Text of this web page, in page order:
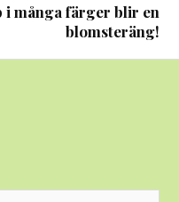
i många färger blir en
blomsteräng!